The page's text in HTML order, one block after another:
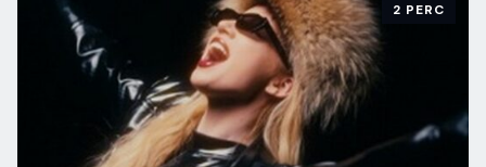
2 PERC